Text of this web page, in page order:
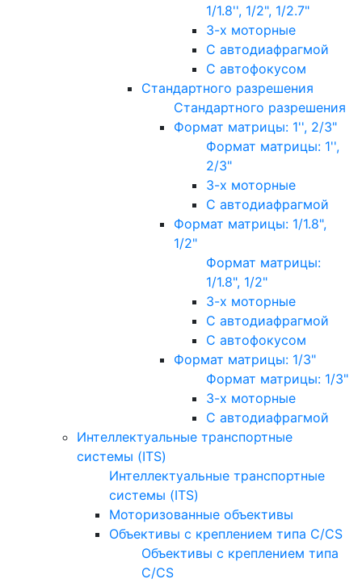
1/1.8'', 1/2", 1/2.7"
3-х моторные
С автодиафрагмой
С автофокусом
Стандартного разрешения
Стандартного разрешения
Формат матрицы: 1'', 2/3"
Формат матрицы: 1'',
2/3"
3-х моторные
С автодиафрагмой
Формат матрицы: 1/1.8",
1/2"
Формат матрицы:
1/1.8", 1/2"
3-х моторные
С автодиафрагмой
С автофокусом
Формат матрицы: 1/3"
Формат матрицы: 1/3"
3-х моторные
С автодиафрагмой
Интеллектуальные транспортные
системы (ITS)
Интеллектуальные транспортные
системы (ITS)
Моторизованные объективы
Объективы с креплением типа C/CS
Объективы с креплением типа
C/CS